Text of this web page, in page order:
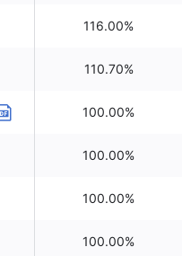
116.00%
110.70%
100.00%
100.00%
100.00%
100.00%